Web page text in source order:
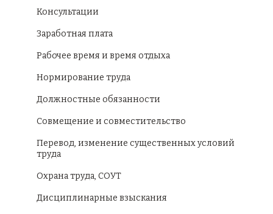
Консультации
Заработная плата
Рабочее время и время отдыха
Нормирование труда
Должностные обязанности
Совмещение и совместительство
Перевод, изменение существенных условий
труда
Охрана труда, СОУТ
Дисциплинарные взыскания